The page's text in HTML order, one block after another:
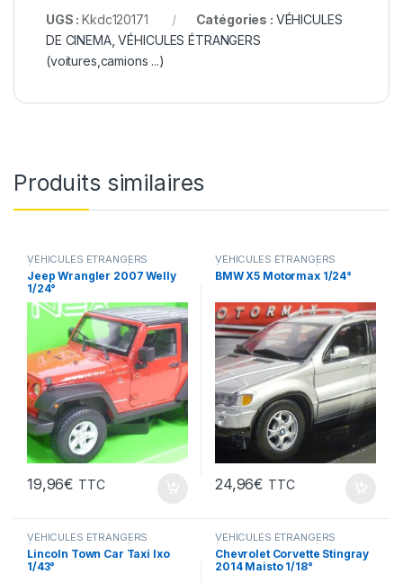
UGS :Kkdc120171 Catégories : VÉHICULES
DE CINEMA,VÉHICULES ÉTRANGERS
(voitures,camions ...)
Produits similaires
VÉHICULES ÉTRANGERS
(voitures,camions ...)
Jeep Wrangler 2007 Welly
1/24°
19,96€ TTC
VÉHICULES ÉTRANGERS
(voitures,camions ...)
BMW X5 Motormax 1/24°
24,96€ TTC
VÉHICULES ÉTRANGERS
(voitures,camions ...)
Lincoln Town Car Taxi Ixo
1/43°
VÉHICULES ÉTRANGERS
(voitures,camions ...)
Chevrolet Corvette Stingray
2014 Maisto 1/18°